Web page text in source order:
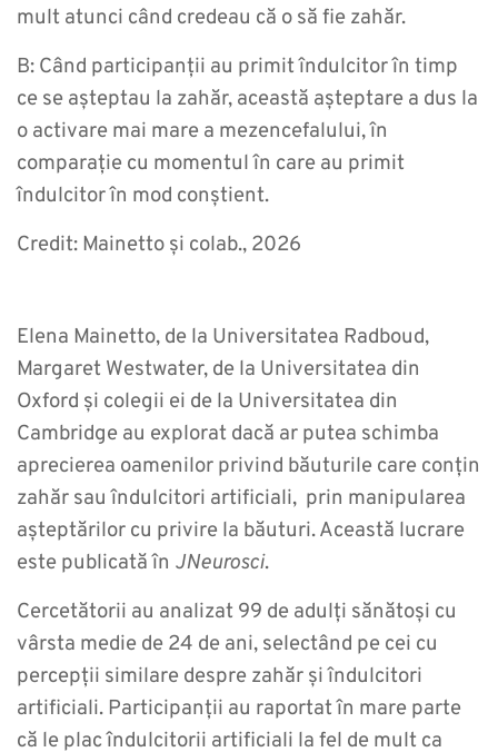
mult atunci când credeau că o să fie zahăr.
B: Când participanții au primit îndulcitor în timp
ce se așteptau la zahăr, această așteptare a dus la
o activare mai mare a mezencefalului, în
comparație cu momentul în care au primit
îndulcitor în mod conștient.
Credit: Mainetto și colab., 2026
Elena Mainetto, de la Universitatea Radboud,
Margaret Westwater, de la Universitatea din
Oxford și colegii ei de la Universitatea din
Cambridge au explorat dacă ar putea schimba
aprecierea oamenilor privind băuturile care conțin
zahăr sau îndulcitori artificiali, prin manipularea
așteptărilor cu privire la băuturi. Această lucrare
este publicată în JNeurosci.
Cercetătorii au analizat 99 de adulți sănătoși cu
vârsta medie de 24 de ani, selectând pe cei cu
percepții similare despre zahăr și îndulcitori
artificiali. Participanții au raportat în mare parte
că le plac îndulcitorii artificiali la fel de mult ca